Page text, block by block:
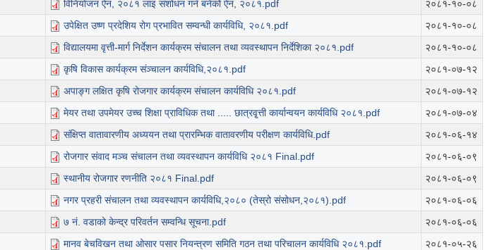
विनियोजन ऐन, २०८१ लाइ संशोधन गर्न बनेको ऐन, २०८१.pdf
२०८१-१०-०८
उपेक्षित उष्ण प्रदेशिय रोग प्रभावित सम्वन्धी कार्यविधि, २०८१.pdf
२०८१-१०-०८
विद्यालयमा वृत्ती-मार्ग निर्देशन कार्यक्रम संचालन तथा व्यवस्थापन निर्देशिका २०८१.pdf
२०८१-१०-०८
कृषि विकास कार्यक्रम संञ्चालन कार्यविधि,२०८१.pdf
२०८१-०७-१२
अपाङ्ग लक्षित कृषि रोजगार कार्यक्रम संचालन कार्यविधि २०८१.pdf
२०८१-०७-१२
मेयर तथा उपमेयर उच्च शिक्षा प्राविधिक तथा ..... छात्रवृ्त्ती कार्यान्वयन कार्यविधि २०८१.pdf
२०८१-०७-०४
संक्षिप्त वातावारणीय अध्ययन तथा प्रारम्भिक वातावरणीय परीक्षण कार्यविधि.pdf
२०८१-०६-१४
रोजगार संवाद मञ्च संचालन तथा व्यवस्थापन कार्यविधि २०८१ Final.pdf
२०८१-०६-०९
स्थानीय रोजगार रणनीति २०८१ Final.pdf
२०८१-०६-०९
नगर प्रहरी संचालन तथा व्यवस्थापन कार्यविधि,२०८० (तेस्रो संसोधन,२०८१).pdf
२०८१-०६-०६
७ नं. वडाको केन्द्र परिवर्तन सम्वन्धि सूचना.pdf
२०८१-०६-०६
मानव बेचविखन तथा ओसार पसार नियन्त्रण समिति गठन तथा परिचालन कार्यविधि २०८१.pdf
२०८१-०५-२६